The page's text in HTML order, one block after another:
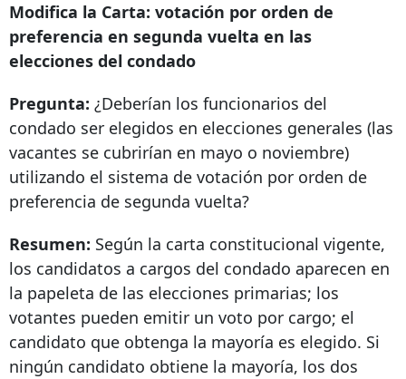
Modifica la Carta: votación por orden de
preferencia en segunda vuelta en las
elecciones del condado
Pregunta: ¿Deberían los funcionarios del
condado ser elegidos en elecciones generales (las
vacantes se cubrirían en mayo o noviembre)
utilizando el sistema de votación por orden de
preferencia de segunda vuelta?
Resumen: Según la carta constitucional vigente,
los candidatos a cargos del condado aparecen en
la papeleta de las elecciones primarias; los
votantes pueden emitir un voto por cargo; el
candidato que obtenga la mayoría es elegido. Si
ningún candidato obtiene la mayoría, los dos